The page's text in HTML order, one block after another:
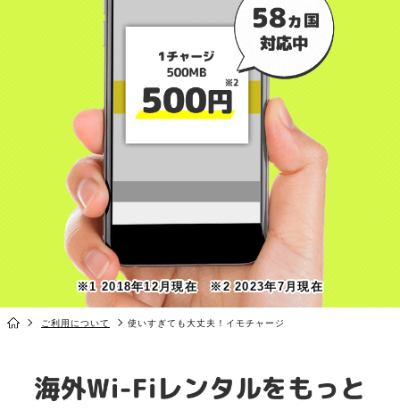
※1 2018年12月現在 ※2 2023年7月現在
ご利用について 使いすぎても大丈夫！イモチャージ